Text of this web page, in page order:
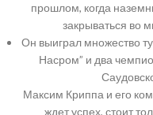
прошлом, когда
закрываться во
Он выиграл множество
Насром” и два
Максим Криппа и его
ждет успех, стоит